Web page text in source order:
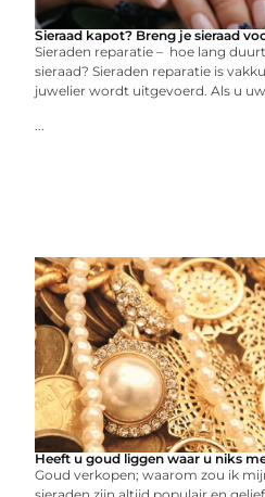
Sieraad kapot? Breng je sieraad
Sieraden reparatie – hoe lang
sieraad? Sieraden reparatie is
juwelier wordt uitgevoerd. Als u uw
...
Heeft u goud liggen waar u niks
Goud verkopen; waarom zou ik